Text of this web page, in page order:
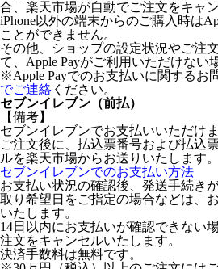
合、楽天市場が自動でご注文をキャ
iPhone以外の端末からのご購入時は
ことができません。
その他、ショップの設定状況やご注
て、Apple Payがご利用いただけない
※Apple Payでのお支払いに関するお
でご連絡 ください。
セブンイレブン（前払）
【備考】
セブンイレブンでお支払いいただけま
ご注文後に、払込票番号および払込
ルを楽天市場からお送りいたします。
セブンイレブンでのお支払い方法
お支払い状況の確認後、発送手続き
取り希望日をご指定の場合などは、
いたします。
14日以内にお支払いが確認できない
注文をキャンセルいたします。
決済手数料は無料です。